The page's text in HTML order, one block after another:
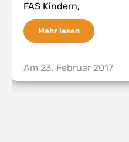
FAS Kindern,
Mehr lesen
Am 23. Februar 2017